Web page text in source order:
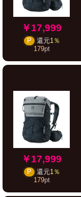
￥17,999
P 還元1％
179pt
￥17,999
P 還元1％
179pt